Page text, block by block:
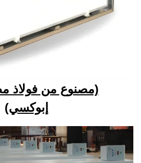
(مصنوع من فولاذ
إبوكسي)